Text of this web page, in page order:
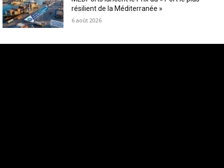
résilient de la Méditerranée »
6 août 2026